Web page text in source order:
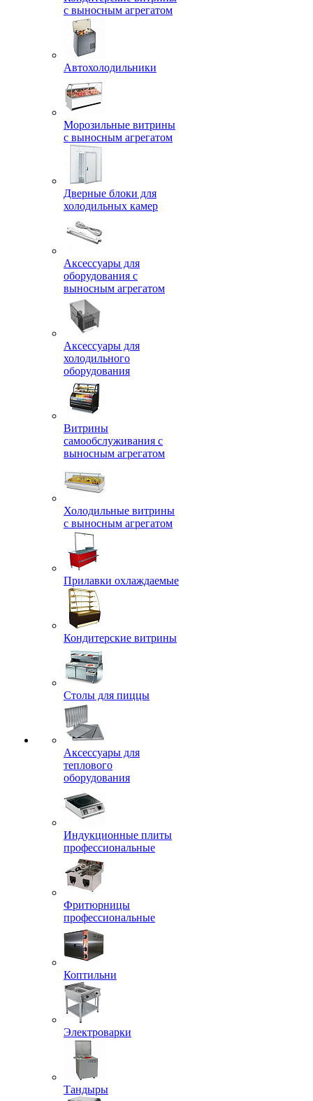
с выносным агрегатом
Автохолодильники
Морозильные витрины
с выносным агрегатом
Дверные блоки для
холодильных камер
Аксессуары для
оборудования с
выносным агрегатом
Аксессуары для
холодильного
оборудования
Витрины
самообслуживания с
выносным агрегатом
Холодильные витрины
с выносным агрегатом
Прилавки охлаждаемые
Кондитерские витрины
Столы для пиццы
Аксессуары для
теплового
оборудования
Индукционные плиты
профессиональные
Фритюрницы
профессиональные
Коптильни
Электроварки
Тандыры